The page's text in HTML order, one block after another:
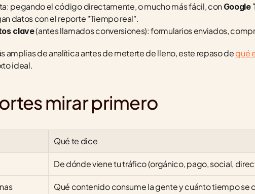
pegando el código directamente, o mucho más fácil, con Google
datos con el reporte "Tiempo real".
clave (antes llamados conversiones): formularios enviados,
amplias de analítica antes de meterte de lleno, este repaso de qué
ideal.
mirar primero
Qué te dice
De dónde viene tu tráfico (orgánico, pago, social,
Qué contenido consume la gente y cuánto tiempo se